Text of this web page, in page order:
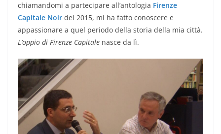
chiamandomi a partecipare all’antologia Firenze
Capitale Noir del 2015, mi ha fatto conoscere e
appassionare a quel periodo della storia della mia città.
L’oppio di Firenze Capitale nasce da lì.